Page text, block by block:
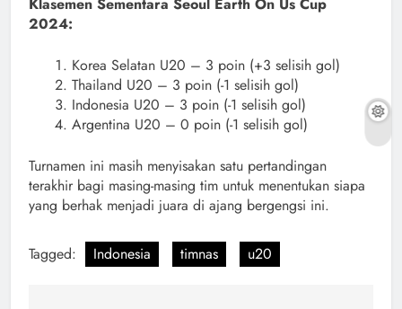
2024:
Korea Selatan U20 – 3 poin (+3 selisih gol)
Thailand U20 – 3 poin (-1 selisih gol)
Indonesia U20 – 3 poin (-1 selisih gol)
Argentina U20 – 0 poin (-1 selisih gol)
Turnamen ini masih menyisakan satu pertandingan
terakhir bagi masing-masing tim untuk menentukan siapa
yang berhak menjadi juara di ajang bergengsi ini.
Tagged: Indonesia timnas u20